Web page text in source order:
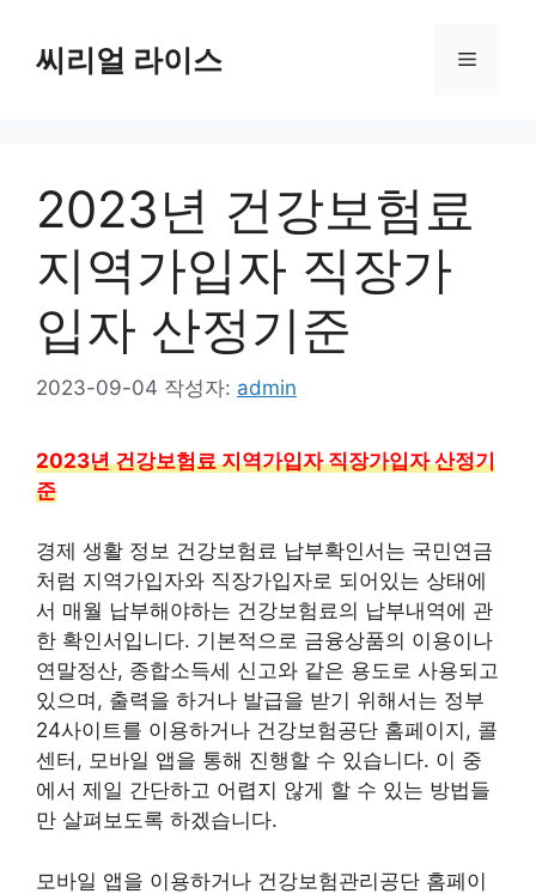
씨리얼 라이스 메
2023년 건강보험료
지역가입자 직장가
입자 산정기준
2023-09-04 작성자: admin
2023년 건강보험료 지역가입자 직장가입자 산정기
준
경제 생활 정보 건강보험료 납부확인서는 국민연금
처럼 지역가입자와 직장가입자로 되어있는 상태에
서 매월 납부해야하는 건강보험료의 납부내역에 관
한 확인서입니다. 기본적으로 금융상품의 이용이나
연말정산, 종합소득세 신고와 같은 용도로 사용되고
있으며, 출력을 하거나 발급을 받기 위해서는 정부
24사이트를 이용하거나 건강보험공단 홈페이지, 콜
센터, 모바일 앱을 통해 진행할 수 있습니다. 이 중
에서 제일 간단하고 어렵지 않게 할 수 있는 방법들
만 살펴보도록 하겠습니다.
모바일 앱을 이용하거나 건강보험관리공단 홈페이